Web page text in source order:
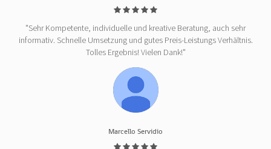
"Sehr Kompetente, individuelle und kreative Beratung, auch sehr
informativ. Schnelle Umsetzung und gutes Preis-Leistungs Verhältnis.
Tolles Ergebnis! Vielen Dank!"
Marcello Servidio